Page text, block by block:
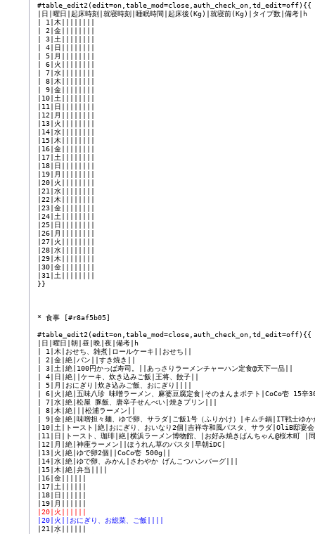
#table_edit2(edit=on,table_mod=close,auth_check_on,td_edit=off){{
|日|曜日|起床時刻|就寝時刻|睡眠時間|起床後(Kg)|就寝前(Kg)|タイプ数|備考|h
| 1|木||||||||
| 2|金||||||||
| 3|土||||||||
| 4|日||||||||
| 5|月||||||||
| 6|火||||||||
| 7|水||||||||
| 8|木||||||||
| 9|金||||||||
|10|土||||||||
|11|日||||||||
|12|月||||||||
|13|火||||||||
|14|水||||||||
|15|木||||||||
|16|金||||||||
|17|土||||||||
|18|日||||||||
|19|月||||||||
|20|火||||||||
|21|水||||||||
|22|木||||||||
|23|金||||||||
|24|土||||||||
|25|日||||||||
|26|月||||||||
|27|火||||||||
|28|水||||||||
|29|木||||||||
|30|金||||||||
|31|土||||||||
}}
* 食事 [#r8af5b05]
#table_edit2(edit=on,table_mod=close,auth_check_on,td_edit=off){{
|日|曜日|朝|昼|晩|夜|備考|h
| 1|木|おせち、雑煮|ロールケーキ||おせち||
| 2|金|絶|パン||すき焼き||
| 3|土|絶|100円かっぱ寿司。||あっさりラーメンチャーハン定食@天下一品||
| 4|日|絶||ケーキ、炊き込みご飯|王将、餃子||
| 5|月|おにぎり|炊き込みご飯、おにぎり||||
| 6|火|絶|五味八珍 味噌ラーメン、麻婆豆腐定食|そのまんまポテト|CoCo壱 15辛
| 7|水|絶|松屋 豚飯、唐辛子せんべい|焼きプリン|||
| 8|木|絶|||松浦ラーメン||
| 9|金|絶|味噌担々麺、ゆで卵、サラダ|ご飯1号（ふりかけ）|キムチ鍋|IT戦士ゆか
|10|土|トースト|絶|おにぎり、おいなり2個|吉祥寺和風パスタ、サラダ|OliB邸宴
|11|日|トースト、珈琲|絶|横浜ラーメン博物館、|お好み焼きばんちゃん@桜木町 |
|12|月|絶|神座ラーメン||ほうれん草のパスタ|早朝iDC|
|13|火|絶|ゆで卵2個||CoCo壱 500g||
|14|水|絶|ゆで卵、みかん|さわやか げんこつハンバーグ|||
|15|木|絶|弁当||||
|16|金||||||
|17|土||||||
|18|日||||||
|20|火||||||
|20|火||おにぎり、お総菜、ご飯||||